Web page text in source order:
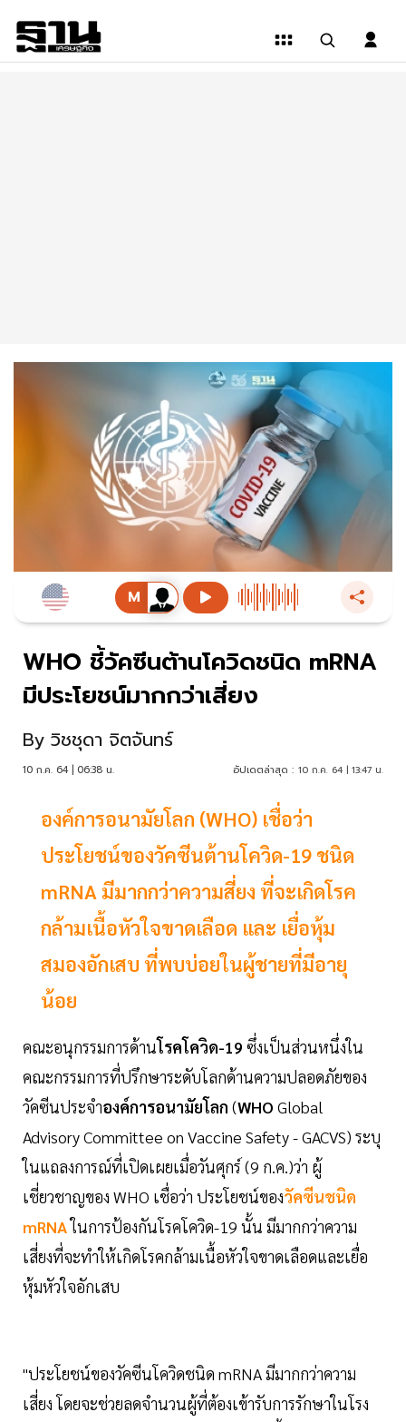
WHO ชี้วัคซีนต้านโควิดชนิด mRNA
มีประโยชน์มากกว่าเสี่ยง
By วิชชุดา จิตจันทร์
10 ก.ค. 64 | 06:38 น. อัปเดตล่าสุด : 10 ก.ค. 64 | 13:47 น.
องค์การอนามัยโลก (WHO) เชื่อว่า
ประโยชน์ของวัคซีนต้านโควิด-19 ชนิด
mRNA มีมากกว่าความสี่ยง ที่จะเกิดโรค
กล้ามเนื้อหัวใจขาดเลือด และ เยื่อหุ้ม
สมองอักเสบ ที่พบบ่อยในผู้ชายที่มีอายุ
น้อย
คณะอนุกรรมการด้านโรคโควิด-19 ซึ่งเป็นส่วนหนึ่งใน
คณะกรรมการที่ปรึกษาระดับโลกด้านความปลอดภัยของ
วัคซีนประจำองค์การอนามัยโลก (WHO Global
Advisory Committee on Vaccine Safety - GACVS) ระบุ
ในแถลงการณ์ที่เปิดเผยเมื่อวันศุกร์ (9 ก.ค.)ว่า ผู้
เชี่ยวชาญของ WHO เชื่อว่า ประโยชน์ของวัคซีนชนิด
mRNAในการป้องกันโรคโควิด-19 นั้น มีมากกว่าความ
เสี่ยงที่จะทำให้เกิดโรคกล้ามเนื้อหัวใจขาดเลือดและเยื่อ
หุ้มหัวใจอักเสบ
"ประโยชน์ของวัคซีนโควิดชนิด mRNA มีมากกว่าความ
เสี่ยง โดยจะช่วยลดจำนวนผู้ที่ต้องเข้ารับการรักษาในโรง